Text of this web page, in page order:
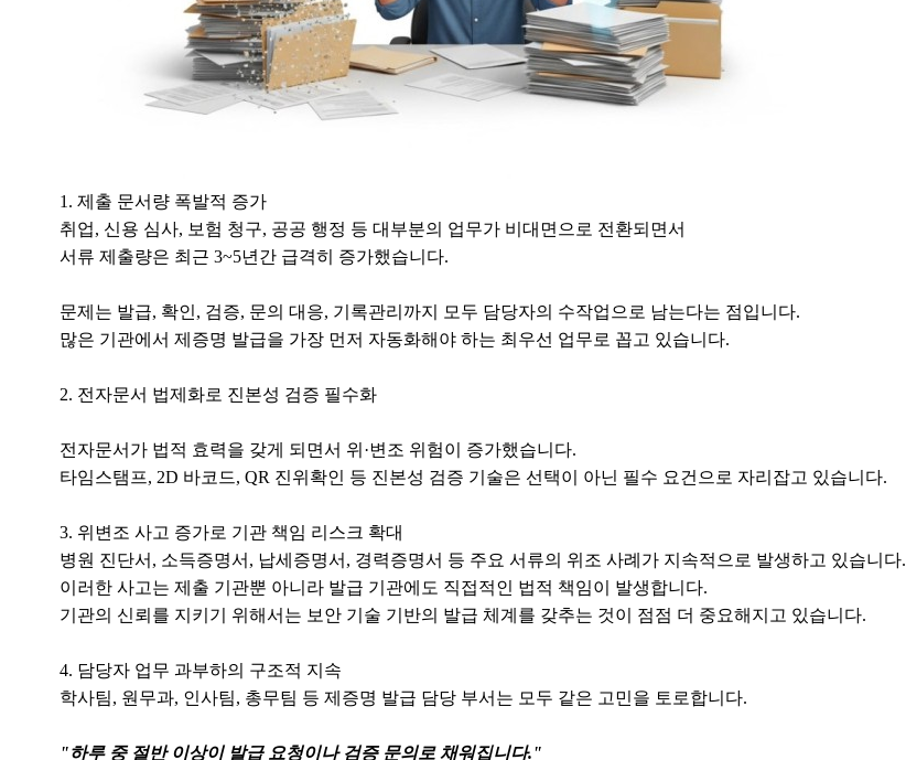
1. 제출 문서량 폭발적 증가
취업, 신용 심사, 보험 청구, 공공 행정 등 대부분의 업무가 비대면으로 전환되면서
서류 제출량은 최근 3~5년간 급격히 증가했습니다.
문제는 발급, 확인, 검증, 문의 대응, 기록관리까지 모두 담당자의 수작업으로 남는다는 점입니다.
많은 기관에서 제증명 발급을 가장 먼저 자동화해야 하는 최우선 업무로 꼽고 있습니다.
2. 전자문서 법제화로 진본성 검증 필수화
전자문서가 법적 효력을 갖게 되면서 위·변조 위험이 증가했습니다.
타임스탬프, 2D 바코드, QR 진위확인 등 진본성 검증 기술은 선택이 아닌 필수 요건으로 자리잡고 있습니다.
3. 위변조 사고 증가로 기관 책임 리스크 확대
병원 진단서, 소득증명서, 납세증명서, 경력증명서 등 주요 서류의 위조 사례가 지속적으로 발생하고 있습니다.
이러한 사고는 제출 기관뿐 아니라 발급 기관에도 직접적인 법적 책임이 발생합니다.
기관의 신뢰를 지키기 위해서는 보안 기술 기반의 발급 체계를 갖추는 것이 점점 더 중요해지고 있습니다.
4. 담당자 업무 과부하의 구조적 지속
학사팀, 원무과, 인사팀, 총무팀 등 제증명 발급 담당 부서는 모두 같은 고민을 토로합니다.
"하루 중 절반 이상이 발급 요청이나 검증 문의로 채워집니다."